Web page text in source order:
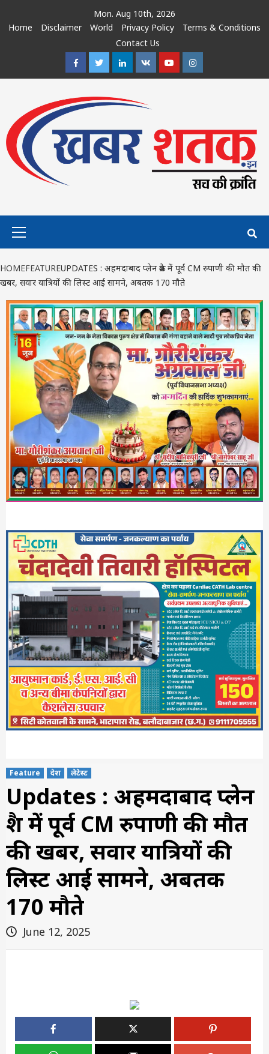
Mon. Aug 10th, 2026
Home
Disclaimer World Privacy Policy
Terms & Conditions
Contact Us
FacebookTwitterLinkedin
VK YoutubeInstagram
HOMEFEATUREUPDATES : अहमदाबाद प्लेन क्रैश में पूर्व CM रुपाणी की मौत की
खबर, सवार यात्रियों की लिस्ट आई सामने, अबतक 170 मौते
Feature देश लेटेस्ट
Updates : अहमदाबाद प्लेन
क्रैश में पूर्व CM रुपाणी की मौत
की खबर, सवार यात्रियों की
लिस्ट आई सामने, अबतक
170 मौते
June 12, 2025